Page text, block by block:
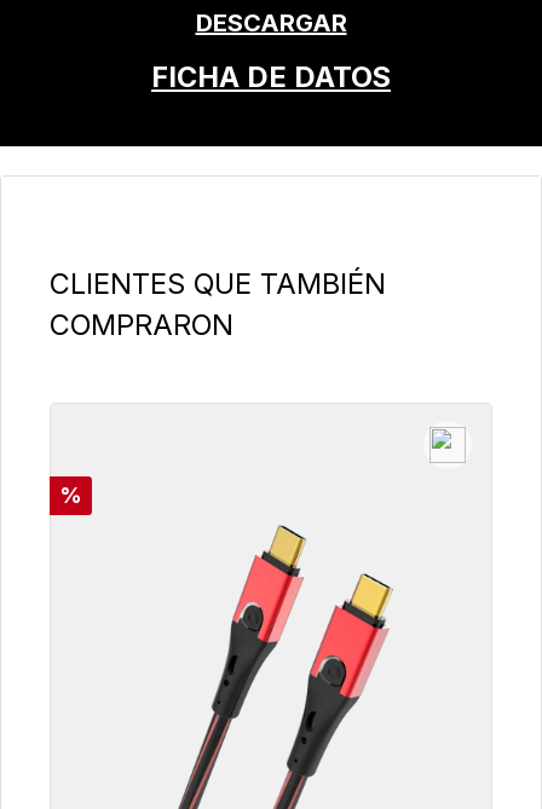
DESCARGAR
FICHA DE DATOS
Omitir la galería de productos
CLIENTES QUE TAMBIÉN
COMPRARON
Descuento
%